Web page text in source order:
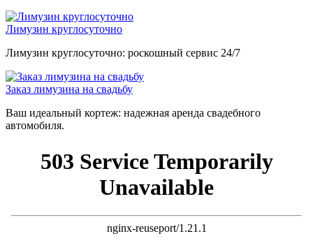
Лимузин круглосуточно
Лимузин круглосуточно: роскошный сервис 24/7
Заказ лимузина на свадьбу
Ваш идеальный кортеж: надежная аренда свадебного
автомобиля.